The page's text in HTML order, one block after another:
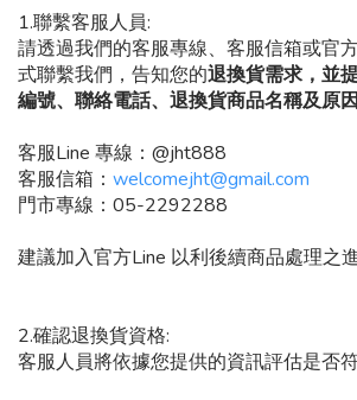
1.聯繫客服人員:
請透過我們的客服專線、客服信箱或官
式聯繫我們，告知您的退換貨需求，並
編號、聯絡電話、退換貨商品名稱及原因
客服Line 專線： @jht888
客服信箱： welcomejht@gmail.com
門市專線： 05-2292288
建議加入官方Line 以利後續商品處理之進
2.確認退換貨資格:
客服人員將依據您提供的資訊評估是否